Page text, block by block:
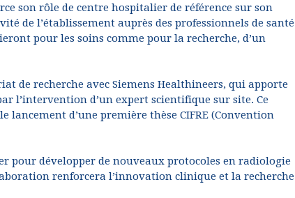
son rôle de centre hospitalier de référence sur son
de l’établissement auprès des professionnels de santé
pour les soins comme pour la recherche, d’un
de recherche avec Siemens Healthineers, qui apporte
l’intervention d’un expert scientifique sur site. Ce
d’une première thèse CIFRE (Convention
pour développer de nouveaux protocoles en radiologie
renforcera l’innovation clinique et la recherche